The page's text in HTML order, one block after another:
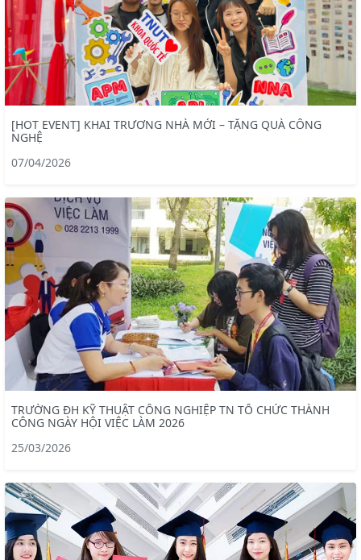
[HOT EVENT] KHAI TRƯƠNG NHÀ MỚI – TẶNG QUÀ CÔNG
NGHỆ
07/04/2026
TRƯỜNG ĐH KỸ THUẬT CÔNG NGHIỆP TN TỔ CHỨC THÀNH
CÔNG NGÀY HỘI VIỆC LÀM 2026
25/03/2026